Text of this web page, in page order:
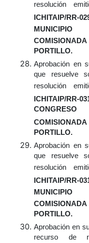
resolución
ICHITAIP/RR-
PORTILLO.
Aprobación en
que resuelve
resolución
ICHITAIP/RR-
PORTILLO.
Aprobación en
que resuelve
resolución
ICHITAIP/RR-
PORTILLO.
Aprobación en
recurso de